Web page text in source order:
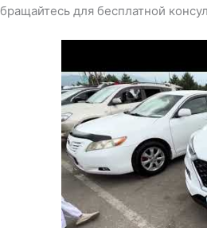
для бесплатной